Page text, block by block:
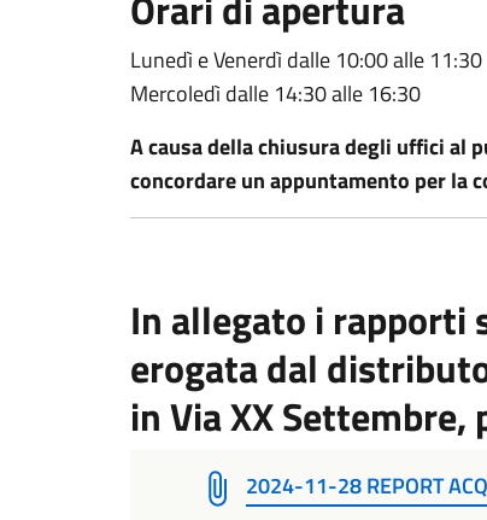
Lunedì e Venerdì dalle 10:00 alle 11:30
Mercoledì dalle 14:30 alle 16:30
A causa della chiusura degli uffici al
concordare un appuntamento per la
In allegato i rapporti
erogata dal
in Via XX
2024-11-28 REPORT